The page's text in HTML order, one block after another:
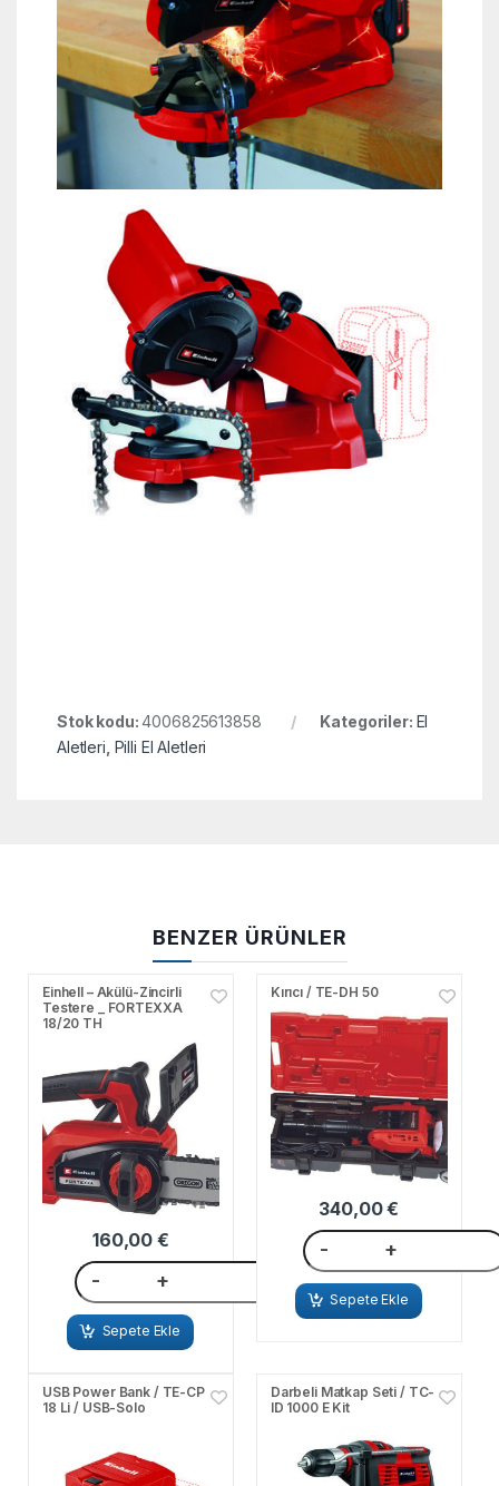
Stok kodu:4006825613858 Kategoriler: El
Aletleri Pilli El Aletleri
BENZER ÜRÜNLER
Einhell – Akülü-Zincirli
Testere _ FORTEXXA
18/20 TH
160,00 €
- +
Sepete Ekle
Kırıcı / TE-DH 50
340,00€
- +
Sepete Ekle
USB Power Bank / TE-CP
18 Li / USB-Solo
Darbeli Matkap Seti / TC-
ID 1000 E Kit